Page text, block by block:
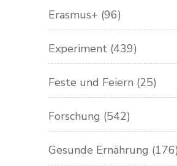
Erasmus+ (96)
Experiment (439)
Feste und Feiern (25)
Forschung (542)
Gesunde Ernährung (176)